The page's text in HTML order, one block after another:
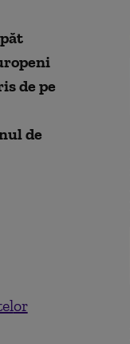
de pe
de
or